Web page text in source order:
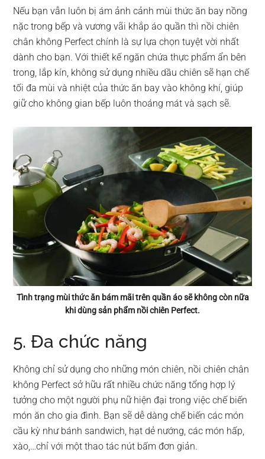
Nếu bạn vẫn luôn bị ám ảnh cảnh mùi thức ăn bay nồng
nặc trong bếp và vương vãi khắp áo quần thì nồi chiên
chân không Perfect chính là sự lựa chọn tuyệt vời nhất
dành cho bạn. Với thiết kế ngăn chứa thực phẩm ẩn bên
trong, lắp kín, không sử dụng nhiều dầu chiên sẽ hạn chế
tối đa mùi và nhiệt của thức ăn bay vào không khí, giúp
giữ cho không gian bếp luôn thoáng mát và sạch sẽ.
Tình trạng mùi thức ăn bám mãi trên quần áo sẽ không còn nữa
khi dùng sản phẩm nồi chiên Perfect.
5. Đa chức năng
Không chỉ sử dụng cho những món chiên, nồi chiên chân
không Perfect sở hữu rất nhiều chức năng tổng hợp lý
tưởng cho một người phụ nữ hiện đại trong việc chế biến
món ăn cho gia đình. Bạn sẽ dễ dàng chế biến các món
cầu kỳ như bánh sandwich, hạt dẻ nướng, các món hấp,
xào,…chỉ với một thao tác nút bấm đơn giản.